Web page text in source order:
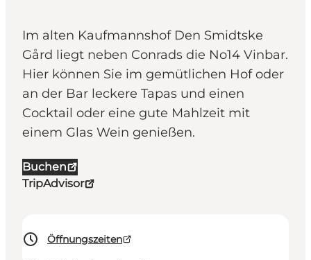
Im alten Kaufmannshof Den Smidtske
Gård liegt neben Conrads die No14 Vinbar.
Hier können Sie im gemütlichen Hof oder
an der Bar leckere Tapas und einen
Cocktail oder eine gute Mahlzeit mit
einem Glas Wein genießen.
Buchen
TripAdvisor
Öffnungszeiten